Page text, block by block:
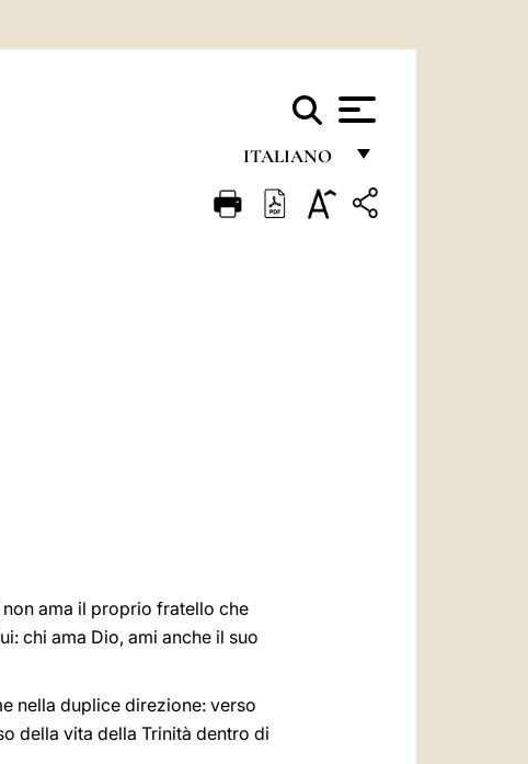
ITALIANO
FRANÇAIS
non ama il proprio fratello che
chi ama Dio, ami anche il suo
nella duplice direzione: verso
della vita della Trinità dentro di